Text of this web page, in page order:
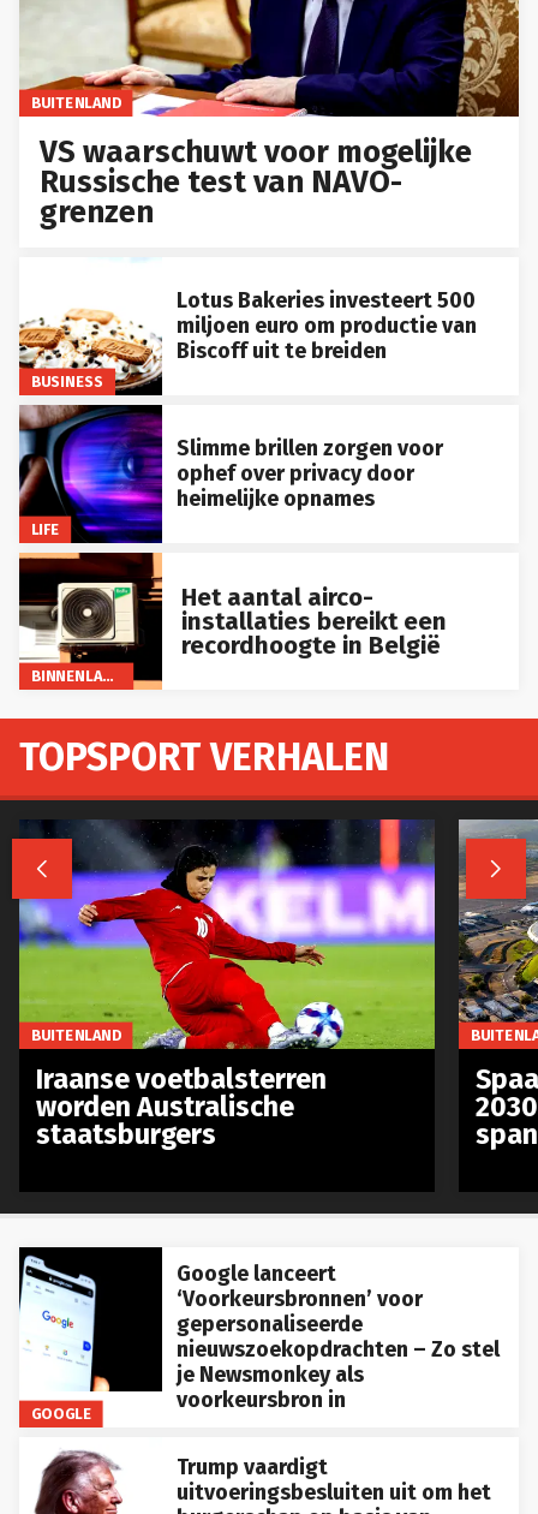
BUITENLAND
VS waarschuwt voor mogelijke
Russische test van NAVO-
grenzen
BUSINESS
Lotus Bakeries investeert 500
miljoen euro om productie van
Biscoff uit te breiden
LIFE
Slimme brillen zorgen voor
ophef over privacy door
heimelijke opnames
BINNENLAND
Het aantal airco-
installaties bereikt een
recordhoogte in België
GOOGLE
Google lanceert
‘Voorkeursbronnen’ voor
gepersonaliseerde
nieuwszoekopdrachten – Zo stel
je Newsmonkey als
voorkeursbron in
Trump vaardigt
uitvoeringsbesluiten uit om het
TOPSPORT VERHALEN
 
BUITENLAND
Iraanse voetbalsterren
worden Australische
staatsburgers